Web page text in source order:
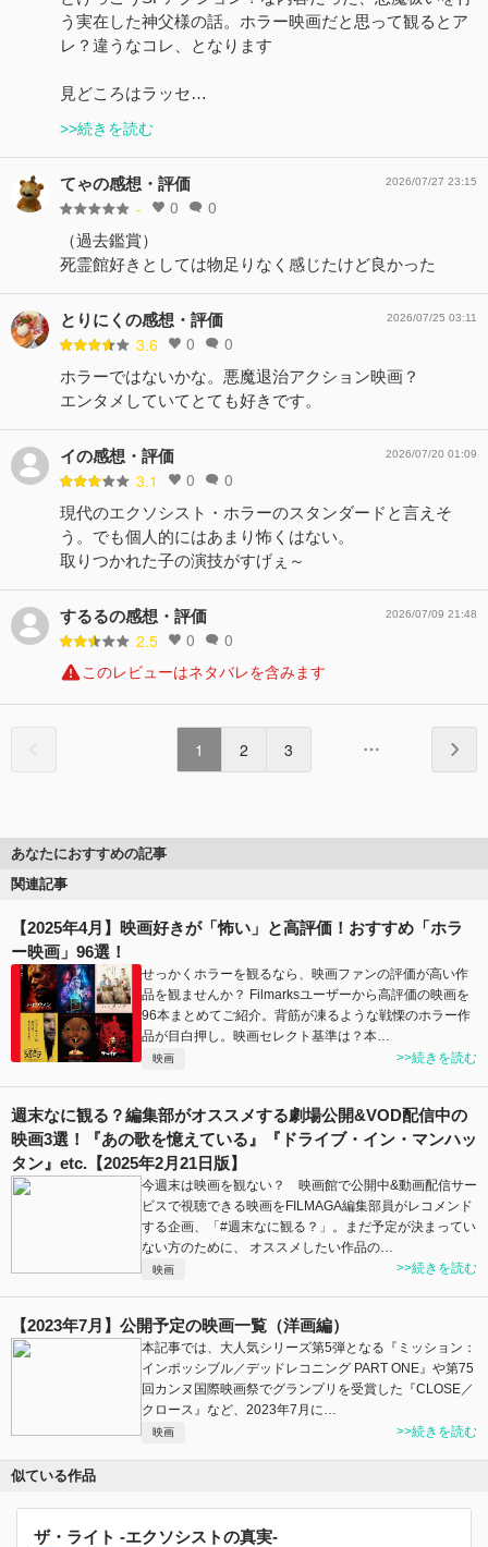
う実在した神父様の話。ホラー映画だと思って観るとア
レ？違うなコレ、となります
見どころはラッセ…
>>続きを読む
てゃの感想・評価
- 0 0
2026/07/27 23:15
（過去鑑賞）
死霊館好きとしては物足りなく感じたけど良かった
とりにくの感想・評価
3.6 0 0
2026/07/25 03:11
ホラーではないかな。悪魔退治アクション映画？
エンタメしていてとても好きです。
イの感想・評価
3.1 0 0
2026/07/20 01:09
現代のエクソシスト・ホラーのスタンダードと言えそ
う。でも個人的にはあまり怖くはない。
取りつかれた子の演技がすげぇ～
するるの感想・評価
2.5 0 0
2026/07/09 21:48
このレビューはネタバレを含みます
1 2 3
あなたにおすすめの記事
関連記事
【2025年4月】映画好きが「怖い」と高評価！おすすめ「ホラ
ー映画」96選！
せっかくホラーを観るなら、映画ファンの評価が高い作
品を観ませんか？ Filmarksユーザーから高評価の映画を
96本まとめてご紹介。背筋が凍るような戦慄のホラー作
品が目白押し。映画セレクト基準は？本…
映画 >>続きを読む
週末なに観る？編集部がオススメする劇場公開&VOD配信中の
映画3選！『あの歌を憶えている』『ドライブ・イン・マンハッ
タン』etc.【2025年2月21日版】
今週末は映画を観ない？ 映画館で公開中&動画配信サー
ビスで視聴できる映画をFILMAGA編集部員がレコメンド
する企画、「#週末なに観る？」。まだ予定が決まってい
ない方のために、 オススメしたい作品の…
映画 >>続きを読む
【2023年7月】公開予定の映画一覧（洋画編）
本記事では、大人気シリーズ第5弾となる『ミッション：
インポッシブル／デッドレコニング PART ONE』や第75
回カンヌ国際映画祭でグランプリを受賞した『CLOSE／
クロース』など、2023年7月に…
映画 >>続きを読む
似ている作品
ザ・ライト -エクソシストの真実-